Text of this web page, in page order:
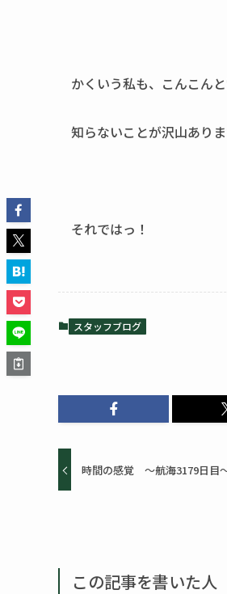
かくいう私も、こんこん
知らないことが沢山ありま
それではっ！
スタッフブログ
時間の感覚 ～航海3179日目
この記事を書いた人